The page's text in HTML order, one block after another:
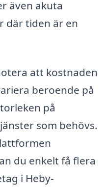
även akuta
där tiden är en
att kostnaden
beroende på
på
som behövs.
du enkelt få flera
i Heby-